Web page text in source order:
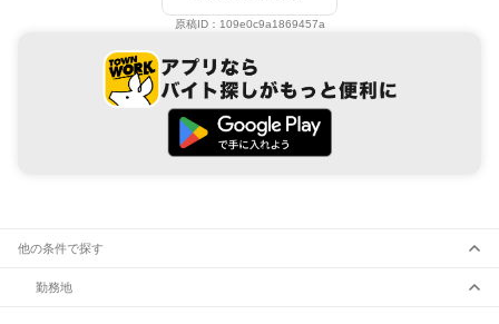
原稿ID： 109e0c9a1869457a
他の条件で探す
勤務地